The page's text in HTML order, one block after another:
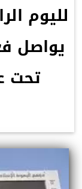
لليوم
يواصل
تحت